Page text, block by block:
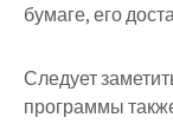
бумаге, его
Следует
программы